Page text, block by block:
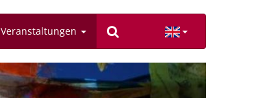
Veranstaltungen
Next